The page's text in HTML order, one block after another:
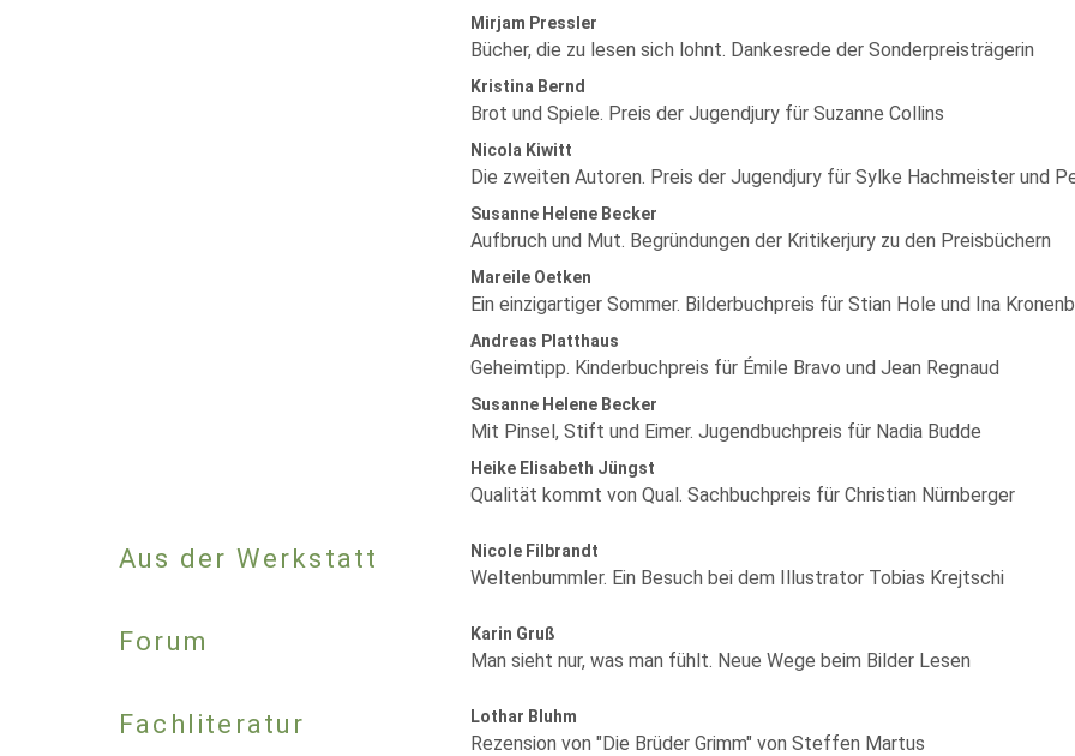
Mirjam Pressler
Bücher, die zu lesen sich lohnt. Dankesrede der Sonderpreisträgerin
Kristina Bernd
Brot und Spiele. Preis der Jugendjury für Suzanne Collins
Nicola Kiwitt
Die zweiten Autoren. Preis der Jugendjury für Sylke Hachmeister und
Susanne Helene Becker
Aufbruch und Mut. Begründungen der Kritikerjury zu den Preisbüchern
Mareile Oetken
Ein einzigartiger Sommer. Bilderbuchpreis für Stian Hole und Ina
Andreas Platthaus
Geheimtipp. Kinderbuchpreis für Émile Bravo und Jean Regnaud
Susanne Helene Becker
Mit Pinsel, Stift und Eimer. Jugendbuchpreis für Nadia Budde
Heike Elisabeth Jüngst
Qualität kommt von Qual. Sachbuchpreis für Christian Nürnberger
Aus der Werkstatt Nicole Filbrandt
Weltenbummler. Ein Besuch bei dem Illustrator Tobias Krejtschi
Forum Karin Gruß
Man sieht nur, was man fühlt. Neue Wege beim Bilder Lesen
Fachliteratur Lothar Bluhm
Rezension von "Die Brüder Grimm" von Steffen Martus